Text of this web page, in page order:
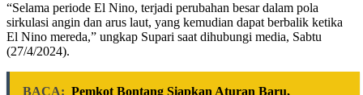
“Selama periode El Nino, terjadi perubahan besar dalam pola
sirkulasi angin dan arus laut, yang kemudian dapat berbalik ketika
El Nino mereda,” ungkap Supari saat dihubungi media, Sabtu
(27/4/2024).
BACA: Pemkot Bontang Siapkan Aturan Baru,